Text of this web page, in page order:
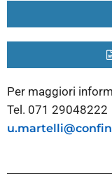
Per maggiori
Tel. 071 29048222